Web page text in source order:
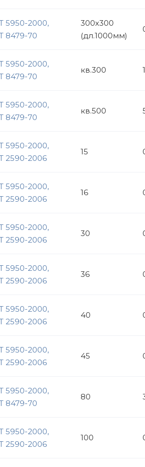
5950-2000,
8479-70
300х300
(дл.1000мм)
5950-2000,
8479-70
кв.300
5950-2000,
8479-70
кв.500
5950-2000,
2590-2006
15
5950-2000,
2590-2006
16
5950-2000,
2590-2006
30
5950-2000,
2590-2006
36
5950-2000,
2590-2006
40
5950-2000,
2590-2006
45
5950-2000,
8479-70
80
5950-2000,
2590-2006
100